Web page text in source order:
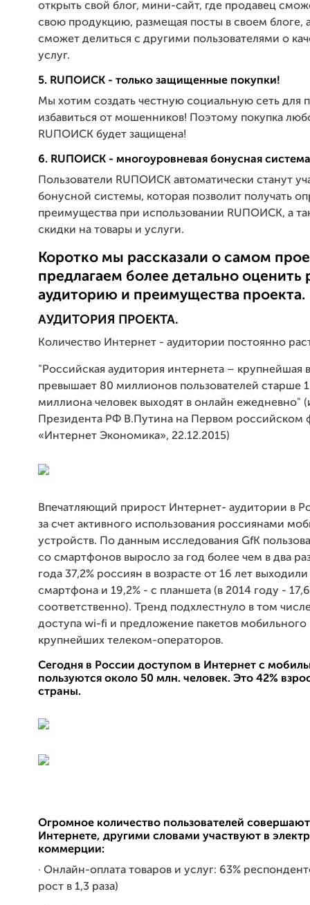
открыть свой блог, мини-сайт, где продавец
свою продукцию, размещая посты в своем блоге,
сможет делиться с другими пользователями о
услуг.
5. RUПОИСК - только защищенные покупки!
Мы хотим создать честную социальную сеть для
избавиться от мошенников! Поэтому покупка
RUПОИСК будет защищена!
6. RUПОИСК - многоуровневая бонусная
Пользователи RUПОИСК автоматически станут
бонусной системы, которая позволит получать
преимущества при использовании RUПОИСК, а
скидки на товары и услуги.
Коротко мы рассказали о самом
предлагаем более детально оценить
аудиторию и преимущества проекта.
АУДИТОРИЯ ПРОЕКТА.
Количество Интернет - аудитории постоянно
"Российская аудитория интернета – крупнейшая
превышает 80 миллионов пользователей старше
миллиона человек выходят в онлайн ежедневно"
Президента РФ В.Путина на Первом российском
«Интернет Экономика», 22.12.2015)
Впечатляющий прирост Интернет- аудитории в
за счет активного использования россиянами
устройств. По данным исследования GfK
со смартфонов выросло за год более чем в два
года 37,2% россиян в возрасте от 16 лет
смартфона и 19,2% - с планшета (в 2014 году -
соответственно). Тренд подхлестнуло в том
доступа wi-fi и предложение пакетов мобильного
крупнейших телеком-операторов.
Сегодня в России доступом в Интернет с
пользуются около 50 млн. человек. Это 42%
страны.
Огромное количество пользователей
Интернете, другими словами участвуют в
коммерции:
· Онлайн-оплата товаров и услуг: 63%
рост в 1,3 раза)